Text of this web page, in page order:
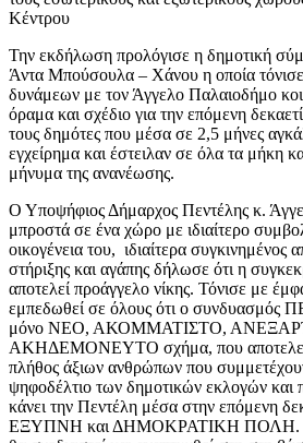
Κέντρου
Την εκδήλωση προλόγισε η δημοτική
Άντα Μπούσουλα – Χάνου η οποία
δυνάμεων με τον Άγγελο Παλαιοδήμο
όραμα και σχέδιο για την επόμενη
τους δημότες που μέσα σε 2,5 μήνες
εγχείρημα και έστειλαν σε όλα τα μήκη
μήνυμα της ανανέωσης.
Ο Υποψήφιος Δήμαρχος Πεντέλης κ.
μπροστά σε ένα χώρο με ιδιαίτερο
οικογένεια του, ιδιαίτερα συγκινημένος
στήριξης και αγάπης δήλωσε ότι η
αποτελεί προάγγελο νίκης. Τόνισε με
εμπεδωθεί σε όλους ότι ο συνδυασμός
μόνο ΝΕΟ, ΑΚΟΜΜΑΤΙΣΤΟ,
ΑΚΗΔΕΜΟΝΕΥΤΟ σχήμα, που
πλήθος άξιων ανθρώπων που
ψηφοδέλτιο των δημοτικών εκλογών και
κάνει την Πεντέλη μέσα στην επόμενη
ΕΞΥΠΝΗ και ΔΗΜΟΚΡΑΤΙΚΗ ΠΟΛΗ.